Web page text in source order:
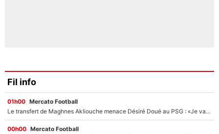
Fil info
01h00 Mercato Football
Le transfert de Maghnes Akliouche menace Désiré Doué au PSG : «Je valide à 200%»
00h00 Mercato Football